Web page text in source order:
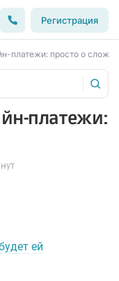
Регистрация
платежи: просто о
платежи:
ей